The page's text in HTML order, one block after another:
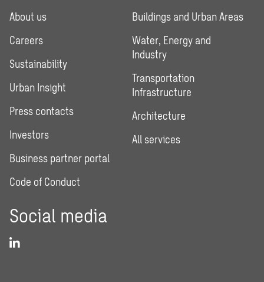
About us
Careers
Sustainability
Urban Insight
Press contacts
Investors
Business partner portal
Code of Conduct
Buildings and Urban Areas
Water, Energy and
Industry
Transportation
Infrastructure
Architecture
All services
Social media